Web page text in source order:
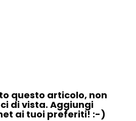
questo articolo, non
di vista. Aggiungi
ai tuoi preferiti! :-)